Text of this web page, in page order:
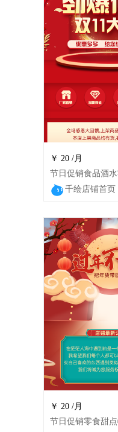
￥ 20 /月
千绘店铺首页
￥ 20 /月